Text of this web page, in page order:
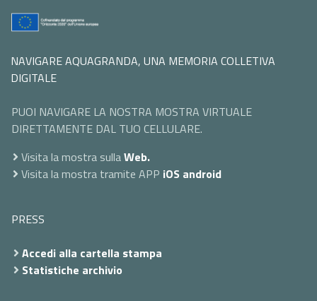
NAVIGARE AQUAGRANDA, UNA MEMORIA COLLETIVA
DIGITALE
PUOI NAVIGARE LA NOSTRA MOSTRA VIRTUALE
DIRETTAMENTE DAL TUO CELLULARE.
Visita la mostra sullaWeb.
Visita la mostra tramite APP iOS android
PRESS
Accedi alla cartella stampa
Statistiche archivio